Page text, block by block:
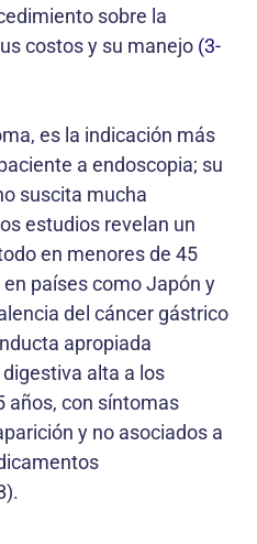
sobre la
costos y su manejo (3-
es la indicación más
a endoscopia; su
suscita mucha
estudios revelan un
en menores de 45
en países como Japón y
del cáncer gástrico
apropiada
alta a los
años, con síntomas
y no asociados a